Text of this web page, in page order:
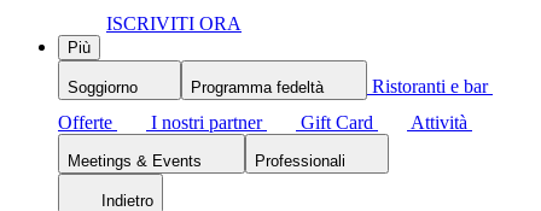
ISCRIVITI ORA
Più
Soggiorno Programma fedeltà
Ristoranti e bar
Offerte
I nostri partner Gift Card Attività
Meetings & Events Professionali
Indietro